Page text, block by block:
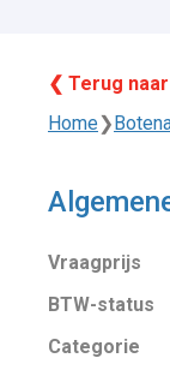
❮ Terug
Home❯
Vraagprijs
BTW-status
Categorie